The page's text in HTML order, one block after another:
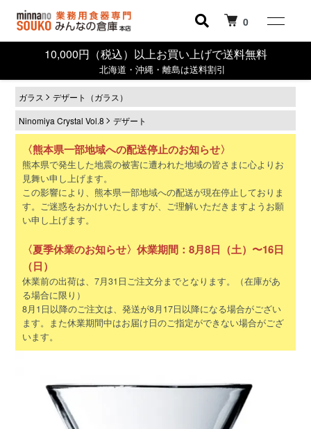
0
10,000円（税込）以上お買い上げで送料無料
北海道・沖縄・離島は送料割引
ガラス
デザート（ガラス）
Ninomiya Crystal Vol.8
デザート
〈熊本県一部地域への配送停止のお知らせ〉
熊本県で発生した地震の被害に遭われた地域の皆さまに心よりお
見舞い申し上げます。
この影響により、熊本県一部地域への配送が現在停止しておりま
す。ご迷惑をおかけいたしますが、ご理解いただきますようお願
い申し上げます。
〈夏季休業のお知らせ〉休業期間：8月8日（土）〜16日
（日）
休業前の出荷は、7月31日ご注文分までとなります。（在庫があ
る場合に限り）
8月1日以降のご注文は、発送が8月17日以降になる場合がござい
ます。また休業期間中はお届け日のご指定ができない場合がござ
います。